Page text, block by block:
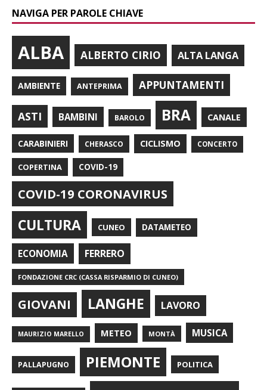
NAVIGA PER PAROLE CHIAVE
ALBA ALBERTO CIRIO ALTA LANGA
AMBIENTE ANTEPRIMA APPUNTAMENTI
ASTI BAMBINI BAROLO BRA CANALE
CARABINIERI CHERASCO CICLISMO CONCERTO
COPERTINA COVID-19
COVID-19 CORONAVIRUS
CULTURA CUNEO DATAMETEO
ECONOMIA FERRERO
FONDAZIONE CRC (CASSA RISPARMIO DI CUNEO)
GIOVANI LANGHE LAVORO
MAURIZIO MARELLO METEO MONTÀ MUSICA
PALLAPUGNO PIEMONTE POLITICA